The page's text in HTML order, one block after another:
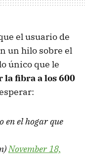
el usuario de
un hilo sobre el
único que le
la fibra a los 600
en el hogar que
November 18,